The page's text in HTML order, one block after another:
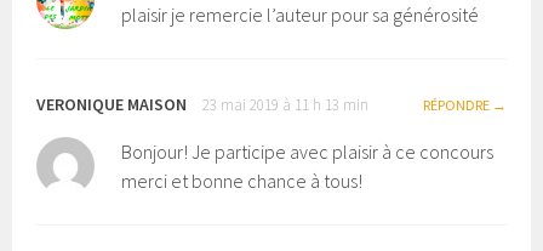
plaisir je remercie l’auteur pour sa générosité
VERONIQUE MAISON 23 mai 2019 à 11 h 13 min RÉPONDRE
Bonjour! Je participe avec plaisir à ce concours
merci et bonne chance à tous!